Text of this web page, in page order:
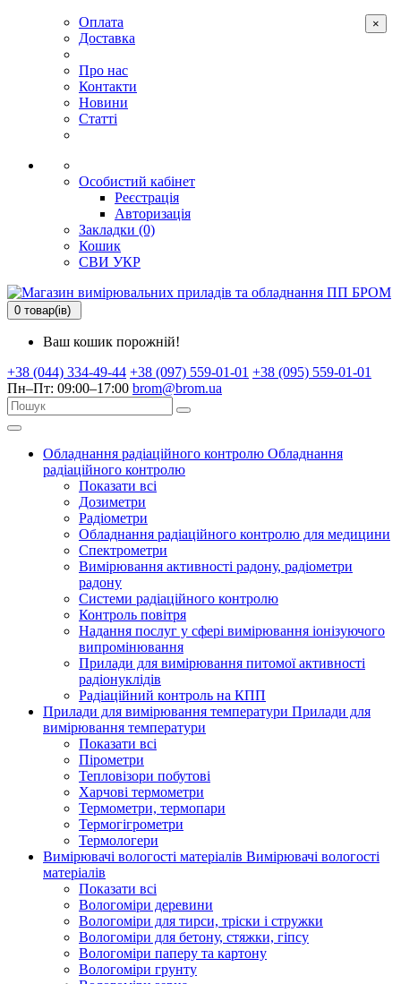
Оплата
Доставка
Про нас
Контакти
Новини
Статті
Особистий кабінет
Реєстрація
Авторизація
Закладки (0)
Кошик
СВИ УКР
0 товар(ів)
Ваш кошик порожній!
+38 (044) 334-49-44 +38 (097) 559-01-01 +38 (095) 559-01-01
Пн–Пт: 09:00–17:00 brom@brom.ua
Обладнання радіаційного контролю Обладнання
радіаційного контролю
Показати всі
Дозиметри
Радіометри
Обладнання радіаційного контролю для медицини
Спектрометри
Вимірювання активності радону, радіометри
радону
Системи радіаційного контролю
Контроль повітря
Надання послуг у сфері вимірювання іонізуючого
випромінювання
Прилади для вимірювання питомої активності
радіонуклідів
Радіаційний контроль на КПП
Прилади для вимірювання температури Прилади для
вимірювання температури
Показати всі
Пірометри
Тепловізори побутові
Харчові термометри
Термометри, термопари
Термогігрометри
Термологери
Вимірювачі вологості матеріалів Вимірювачі вологості
матеріалів
Показати всі
Вологоміри деревини
Вологоміри для тирси, тріски і стружки
Вологоміри для бетону, стяжки, гіпсу
Вологоміри паперу та картону
Вологоміри грунту
×